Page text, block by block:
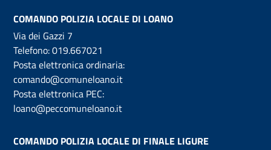
COMANDO POLIZIA LOCALE DI LOANO
Via dei Gazzi 7
Telefono:019.667021
Posta elettronica ordinaria:
comando@comuneloano.it
Posta elettronica PEC:
loano@peccomuneloano.it
COMANDO POLIZIA LOCALE DI FINALE LIGURE